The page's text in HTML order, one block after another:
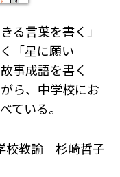
る言葉を書く」
「星に願い
事成語を書く
ら、中学校にお
ている。
校教諭 杉崎哲子